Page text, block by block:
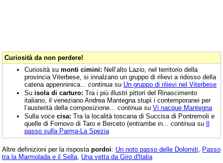
Curiosità da non perdere!
Curiosità su monti cimini: Nell’alto Lazio, nel territorio della
provincia Viterbese, si innalzano un gruppo di rilievi a ridosso della
catena appenninica... continua su Un gruppo di rilievi nel Viterbese
Su isola di carturo: Tra i più illustri pittori del Rinascimento
italiano, il veneziano Andrea Mantegna stupì i contemporanei per
l’austerità della composizione... continua su Vi nacque Mantegna
Sulla voce cisa: Tra la località toscana di Succisa di Pontremoli e
quelle di Fornovo di Taro e Berceto (entrambe in... continua su Il
passo sulla Parma-La Spezia
Altre definizioni per la risposta pordoi: Un noto passo delle Dolomiti
Passo
tra la Marmolada e il Sella Una vetta da Giro d'Italia